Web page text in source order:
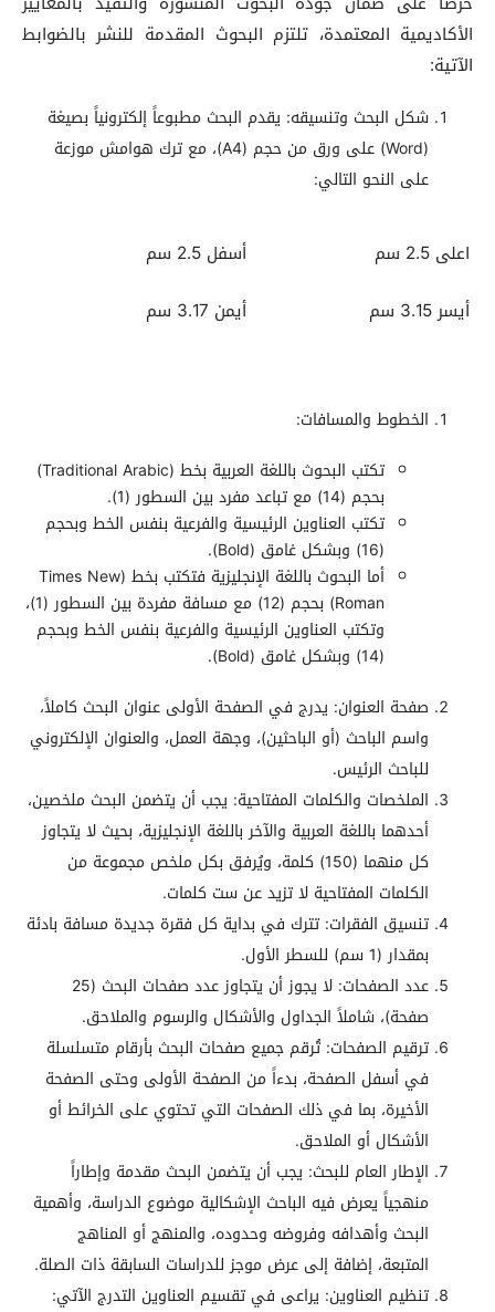
الأكاديمية المعتمدة، تلتزم البحوث المقدمة للنشر بالضوابط
الآتية:
شكل البحث وتنسيقه: يقدم البحث مطبوعاً إلكترونياً بصيغة
(Word) على ورق من حجم (A4)، مع ترك هوامش موزعة
على النحو التالي:
اعلى 2.5 سم
أسفل 2.5 سم
أيسر 3.15 سم
أيمن 3.17 سم
الخطوط والمسافات:
تكتب البحوث باللغة العربية بخط (Traditional Arabic)
بحجم (14) مع تباعد مفرد بين السطور (1).
تكتب العناوين الرئيسية والفرعية بنفس الخط وبحجم
(16) وبشكل غامق (Bold).
أما البحوث باللغة الإنجليزية فتكتب بخط (Times New
Roman) بحجم (12) مع مسافة مفردة بين السطور (1)،
وتكتب العناوين الرئيسية والفرعية بنفس الخط وبحجم
(14) وبشكل غامق (Bold).
صفحة العنوان: يدرج في الصفحة الأولى عنوان البحث كاملاً،
واسم الباحث (أو الباحثين)، وجهة العمل، والعنوان الإلكتروني
للباحث الرئيس.
الملخصات والكلمات المفتاحية: يجب أن يتضمن البحث ملخصين،
أحدهما باللغة العربية والآخر باللغة الإنجليزية، بحيث لا يتجاوز
كل منهما (150) كلمة، ويُرفق بكل ملخص مجموعة من
الكلمات المفتاحية لا تزيد عن ست كلمات.
تنسيق الفقرات: تترك في بداية كل فقرة جديدة مسافة بادئة
بمقدار (1 سم) للسطر الأول.
عدد الصفحات: لا يجوز أن يتجاوز عدد صفحات البحث (25
صفحة)، شاملاً الجداول والأشكال والرسوم والملاحق.
ترقيم الصفحات: تُرقم جميع صفحات البحث بأرقام متسلسلة
في أسفل الصفحة، بدءاً من الصفحة الأولى وحتى الصفحة
الأخيرة، بما في ذلك الصفحات التي تحتوي على الخرائط أو
الأشكال أو الملاحق.
الإطار العام للبحث: يجب أن يتضمن البحث مقدمة وإطاراً
منهجياً يعرض فيه الباحث الإشكالية موضوع الدراسة، وأهمية
البحث وأهدافه وفروضه وحدوده، والمنهج أو المناهج
المتبعة، إضافة إلى عرض موجز للدراسات السابقة ذات الصلة.
تنظيم العناوين: يراعى في تقسيم العناوين التدرج الآتي: